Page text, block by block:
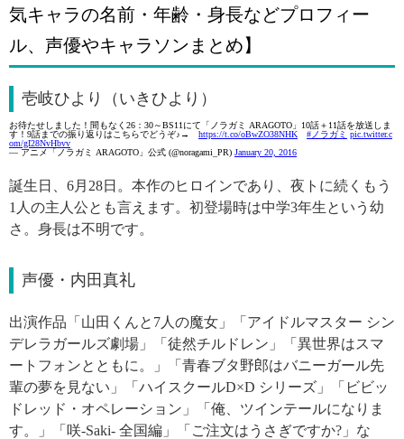
気キャラの名前・年齢・身長などプロフィー
ル、声優やキャラソンまとめ】
壱岐ひより（いきひより）
お待たせしました！間もなく26：30～BS11にて「ノラガミ ARAGOTO」10話＋11話を放送しま
す！9話までの振り返りはこちらでどうぞ♪→ https://t.co/oBwZO38NHK #ノラガミ pic.twitter.c
om/gI28NvHbvv
— アニメ「ノラガミ ARAGOTO」公式 (@noragami_PR) January 20, 2016
誕生日、6月28日。本作のヒロインであり、夜トに続くもう
1人の主人公とも言えます。初登場時は中学3年生という幼
さ。身長は不明です。
声優・内田真礼
出演作品「山田くんと7人の魔女」「アイドルマスター シン
デレラガールズ劇場」「徒然チルドレン」「異世界はスマ
ートフォンとともに。」「青春ブタ野郎はバニーガール先
輩の夢を見ない」「ハイスクールD×D シリーズ」「ビビッ
ドレッド・オペレーション」「俺、ツインテールになりま
す。」「咲-Saki- 全国編」「ご注文はうさぎですか?」な